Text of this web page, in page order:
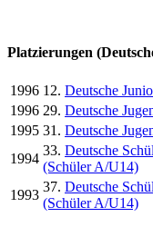
Platzierungen
1996 12. Deutsche
1996 29. Deutsche
1995 31. Deutsche
1994
33. Deutsche
(Schüler A/U14)
1993
37. Deutsche
(Schüler A/U14)